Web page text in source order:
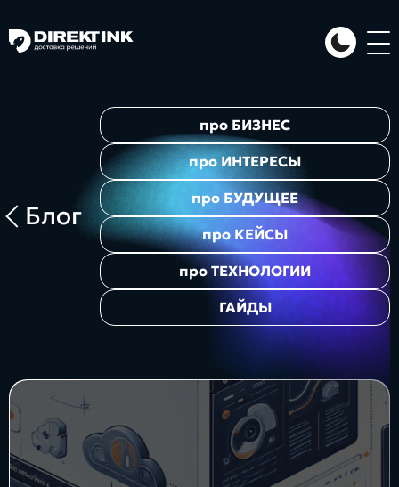
Направления
Web System
Проекты
Блог
Блог
про БИЗНЕС
про ИНТЕРЕСЫ
про БУДУЩЕЕ
про КЕЙСЫ
проТЕХНОЛОГИИ
ГАЙДЫ